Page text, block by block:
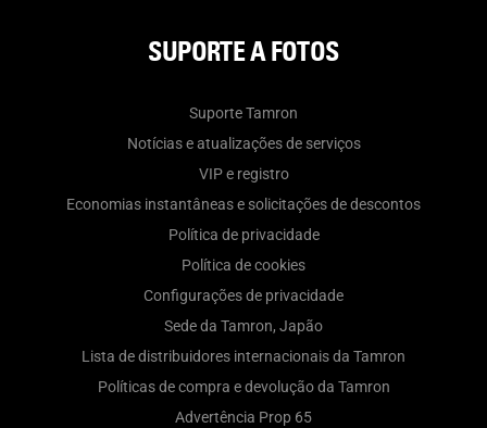
SUPORTE A FOTOS
Suporte Tamron
Notícias e atualizações de serviços
VIP e registro
Economias instantâneas e solicitações de descontos
Política de privacidade
Política de cookies
Configurações de privacidade
Sede da Tamron, Japão
Lista de distribuidores internacionais da Tamron
Políticas de compra e devolução da Tamron
Advertência Prop 65